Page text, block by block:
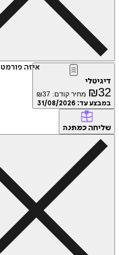
איזה
דיגיטלי
₪32 מחיר קודם: ₪37
במבצע עד: 31/08/2026
שליחה כמתנה